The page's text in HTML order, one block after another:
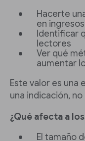
Hacerte
en
Identificar
lectores
Ver qué
aumentar
Este valor es una
una indicación,
¿Qué afecta a
El tamaño